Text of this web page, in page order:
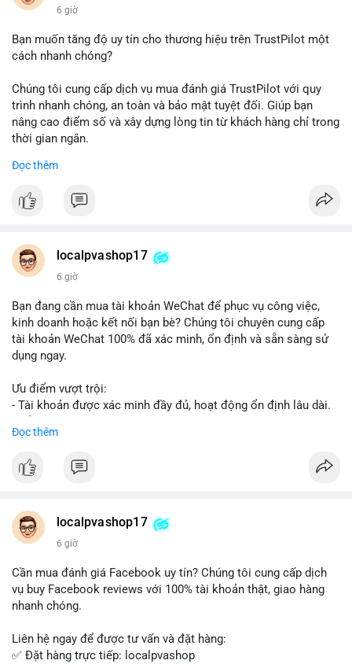
6 giờ
Bạn muốn tăng độ uy tín cho thương hiệu trên TrustPilot một
cách nhanh chóng?
Chúng tôi cung cấp dịch vụ mua đánh giá TrustPilot với quy
trình nhanh chóng, an toàn và bảo mật tuyệt đối. Giúp bạn
nâng cao điểm số và xây dựng lòng tin từ khách hàng chỉ trong
thời gian ngắn.
Đặt hàng ngay hôm nay để nhận ưu đãi:
👉 Order tại: localpvashop
👉 Telegram: @localpvashop
👉 Email: localpvashop@gmail.com
Đừng bỏ lỡ cơ hội cải thiện danh tiếng trực tuyến của bạn một
cách hiệu quả!
Đọc thêm
localpvashop17
6 giờ
Bạn đang cần mua tài khoản WeChat để phục vụ công việc,
kinh doanh hoặc kết nối bạn bè? Chúng tôi chuyên cung cấp
tài khoản WeChat 100% đã xác minh, ổn định và sẵn sàng sử
dụng ngay.
Ưu điểm vượt trội:
- Tài khoản được xác minh đầy đủ, hoạt động ổn định lâu dài.
- Giao dịch an toàn, bảo mật thông tin.
Đặt hàng ngay hôm nay để nhận ưu đãi tốt nhất!
- WhatsApp: +1 (66
215-8938
- Telegram: @localpvashop
Đừng bỏ lỡ cơ hội sở hữu tài khoản WeChat chất lượng với giá
tốt. Liên hệ ngay!
Đọc thêm
localpvashop17
6 giờ
Cần mua đánh giá Facebook uy tín? Chúng tôi cung cấp dịch
vụ buy Facebook reviews với 100% tài khoản thật, giao hàng
nhanh chóng.
Liên hệ ngay để được tư vấn và đặt hàng:
✅ Đặt hàng trực tiếp: localpvashop